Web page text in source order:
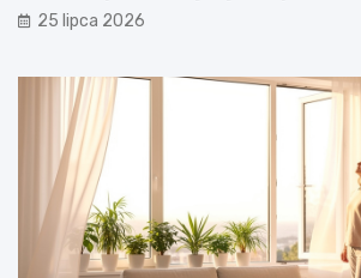
25 lipca 2026